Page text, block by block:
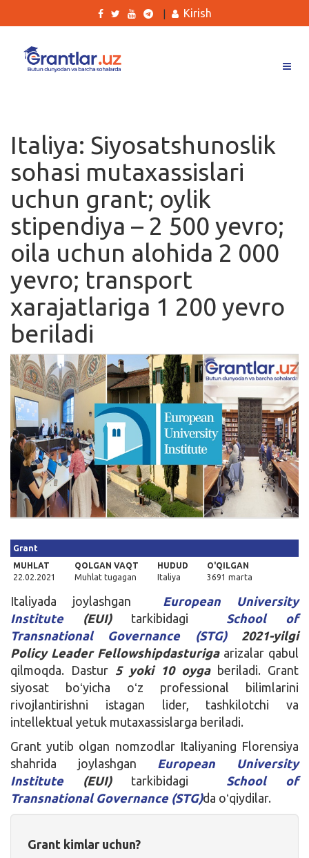
Ishlar
Kurslar
Blog
Yana
Qidirish
Kirish
Kirish
Italiya: Siyosatshunoslik
sohasi mutaxassislari
uchun grant; oylik
stipendiya – 2 500 yevro;
oila uchun alohida 2 000
yevro; transport
xarajatlariga 1 200 yevro
beriladi
Grant
MUHLAT
22.02.2021
QOLGAN VAQT
Muhlat tugagan
HUDUD
Italiya
O'QILGAN
3691 marta
Italiyada joylashgan European University
Institute(EUI)tarkibidagi School of
Transnational Governance (STG)2021-yilgi
Policy Leader Fellowshipdasturigaarizalar qabul
qilmoqda. Dastur 5 yoki 10 oygaberiladi. Grant
siyosat boʻyicha oʻz professional bilimlarini
rivojlantirishni istagan lider, tashkilotchi va
intellektual yetuk mutaxassislarga beriladi.
Grant yutib olgan nomzodlar Italiyaning Florensiya
shahrida joylashgan European University
Institute(EUI)tarkibidagi School of
Transnational Governance (STG)da oʻqiydilar.
Grant kimlar uchun?